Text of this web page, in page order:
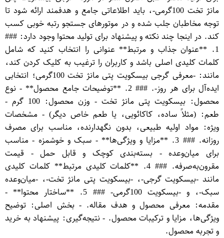
مانژ تخت 100گرمی-، باید اطلاعاتی جامع و هدفمند ارائه شود تا
توجه مخاطبان جلب شده و در موتورهای جستجو رتبه خوبی کسب
کند. در اینجا چند نکته و پیشنهاد برای تولید محتوا وجود دارد: ###
1. **عنوان جذاب و مرتبط** عنوانی را انتخاب کنید که شامل
کلمات کلیدی اصلی باشد و کاربران را ترغیب به کلیک کردن کند،
مانند: -معرفی گرجی بیسکویت پتی مانژ تخت 100گرمی؛ انتخابی
ایده‌آل برای هر روز-. ### 2. **توضیحات جامع محصول** - نوع
محصول: بیسکویت پتی مانژ تخت - وزن محصول: 100 گرم -
طعم: (مثلاً ساده، کاکائویی، یا طعم خاص دیگر) - مشخصات
ویژه: مواد اولیه طبیعی، بدون نگهدارنده، مناسب برای مصرف
روزانه. ### 3. **مزایا و ویژگی‌ها** - سبک و خوشمزه - مناسب
برای میان‌وعده - بسته‌بندی کوچک و قابل حمل - قیمت
مقرون‌به‌صرفه. ### 4. **کلمات کلیدی مرتبط** کلمات کلیدی
مانند -بیسکویت گرجی-، -بیسکویت پتی مانژ تخت-، -میان‌وعده
سبک-، و -بیسکویت 100گرمی- ### 5. **ساختار محتوا** -
مقدمه: معرفی محصول و هدف مقاله. - بخش اصلی: توضیح
ویژگی‌ها، مزایا و ترکیبات محصول. - نتیجه‌گیری: پیشنهاد به خرید
و تجربه محصول.